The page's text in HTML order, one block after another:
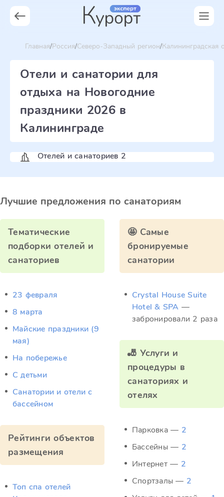
Главная Россия Северо-Западный регион Калининградская
Отели и санатории для
отдыха на Новогодние
праздники 2026 в
Калининграде
Отелей и санаториев 2
Лучшие предложения по санаториям
Тематические
подборки отелей и
санаториев
23 февраля
8 марта
Майские праздники (9
мая)
На побережье
С детьми
Санатории и отели с
бассейном
Рейтинги объектов
размещения
Топ спа отелей
🤩 Самые
бронируемые
санатории
Crystal House Suite
Hotel & SPA —
забронировали 2 раза
🎳 Услуги и
процедуры в
санаториях и
отелях
Парковка — 2
Бассейны — 2
Интернет — 2
Спортзалы — 2